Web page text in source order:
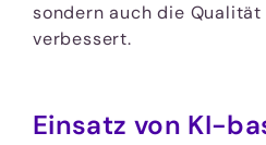
sondern auch die
verbessert.
Einsatz von KI-